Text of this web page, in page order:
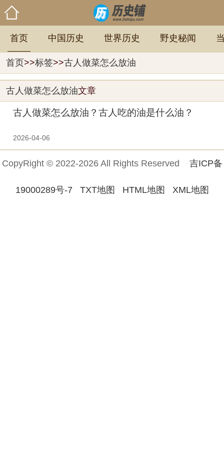
首页 中国历史 世界历史 野史秘闻
首页>>标签>>古人做菜怎么放油
古人做菜怎么放油文章
古人做菜怎么放油？古人吃的油是什么油？
2026-04-06
CopyRight © 2022-2026 All Rights Reserved 吉ICP备
19000289号-7 TXT地图 HTML地图 XML地图